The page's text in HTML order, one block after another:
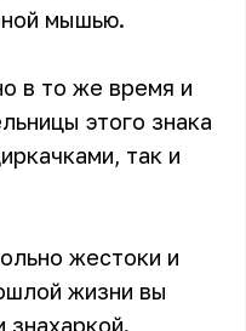
мышью.
в то же время и
этого знака
так и
жестоки и
жизни вы
знахаркой.